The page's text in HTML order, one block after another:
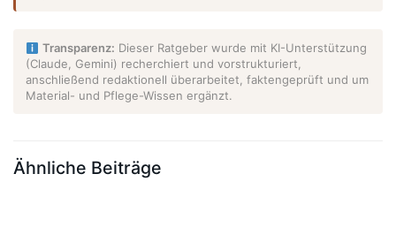
Transparenz: Dieser Ratgeber wurde mit KI-Unterstützung
(Claude, Gemini) recherchiert und vorstrukturiert,
anschließend redaktionell überarbeitet, faktengeprüft und um
Material- und Pflege-Wissen ergänzt.
Ähnliche Beiträge